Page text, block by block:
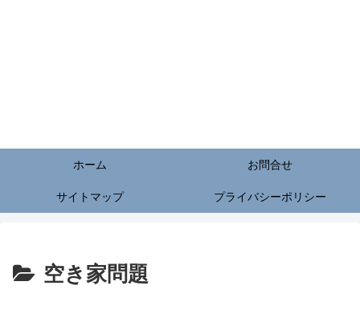
ホーム お問合せ
サイトマップ プライバシーポリシー
空き家問題